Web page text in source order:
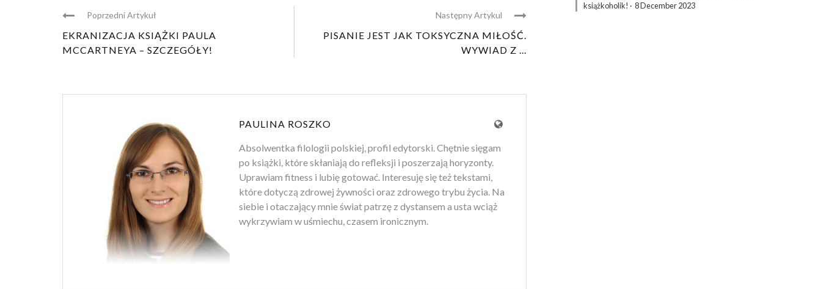
Poprzedni Artykuł
EKRANIZACJA KSIĄŻKI PAULA
MCCARTNEYA – SZCZEGÓŁY!
Następny Artykul
PISANIE JEST JAK TOKSYCZNA MIŁOŚĆ.
WYWIAD Z ...
PAULINA ROSZKO
Absolwentka filologii polskiej, profil edytorski. Chętnie sięgam
po książki, które skłaniają do refleksji i poszerzają horyzonty.
Uprawiam fitness i lubię gotować. Interesuję się też tekstami,
które dotyczą zdrowej żywności oraz zdrowego trybu życia. Na
siebie i otaczający mnie świat patrzę z dystansem a usta wciąż
wykrzywiam w uśmiechu, czasem ironicznym.
książkoholik! · 8 December 2023